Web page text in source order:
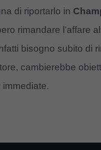
di riportarlo in
rimandare l’affare
bisogno subito di
cambierebbe